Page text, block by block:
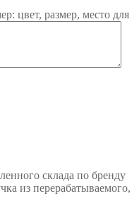
цвет, размер, место для
склада по бренду
из перерабатываемого,